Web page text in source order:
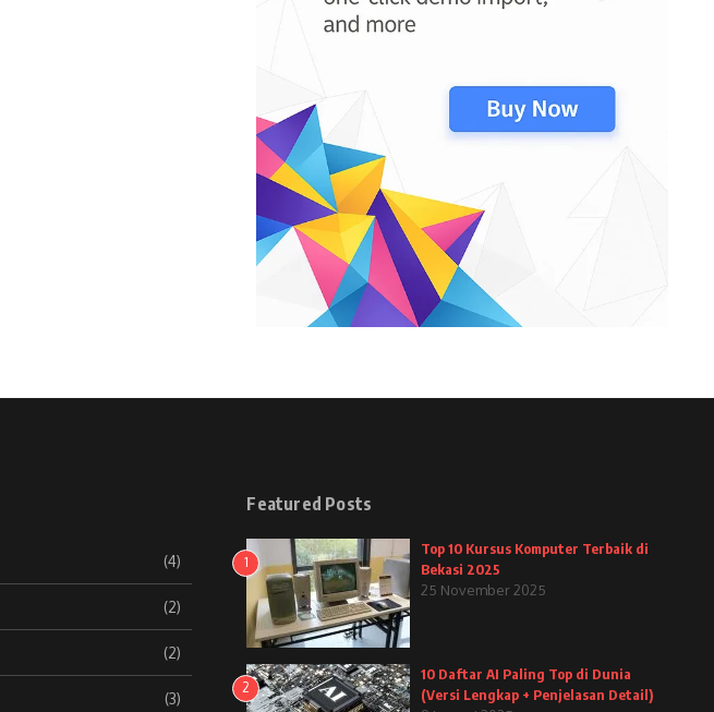
(4)
(2)
(2)
(3)
Featured Posts
1
Top 10 Kursus Komputer Terbaik di
Bekasi 2025
25 November 2025
2
10 Daftar AI Paling Top di Dunia
(Versi Lengkap + Penjelasan Detail)